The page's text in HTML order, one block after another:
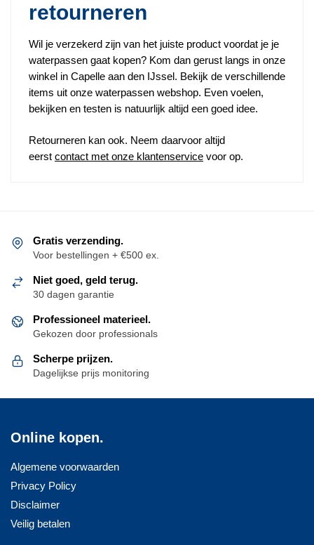
retourneren
Wil je verzekerd zijn van het juiste product voordat je je
waterpassen gaat kopen? Kom dan gerust langs in onze
winkel in Capelle aan den IJssel. Bekijk de verschillende
items uit onze waterpassen webshop. Even voelen,
bekijken en testen is natuurlijk altijd een goed idee.
Retourneren kan ook. Neem daarvoor altijd
eerst contact met onze klantenservice voor op.
Gratis verzending.
Voor bestellingen + €500 ex.
Niet goed, geld terug.
30 dagen garantie
Professioneel materieel.
Gekozen door professionals
Scherpe prijzen.
Dagelijkse prijs monitoring
Online kopen.
Algemene voorwaarden
Privacy Policy
Disclaimer
Veilig betalen